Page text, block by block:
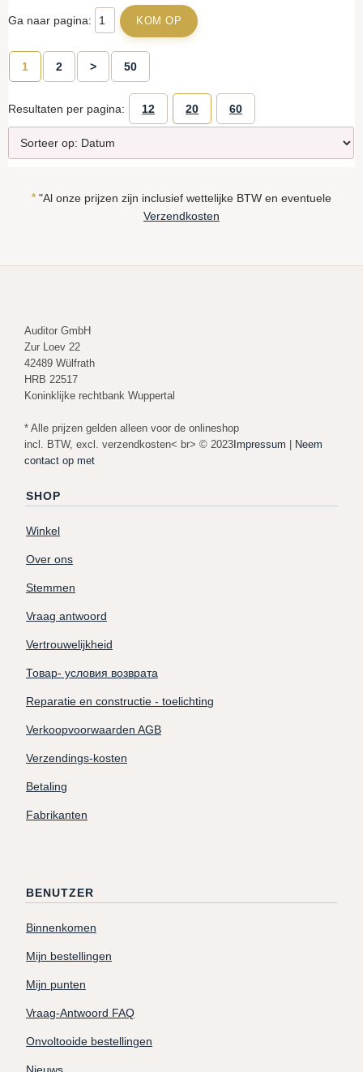
Ga naar pagina:
1 2 > 50
Resultaten per pagina: 12 20 60
* "Al onze prijzen zijn inclusief wettelijke BTW en eventuele
Verzendkosten
Auditor GmbH
Zur Loev 22
42489 Wülfrath
HRB 22517
Koninklijke rechtbank Wuppertal
* Alle prijzen gelden alleen voor de onlineshop
incl. BTW, excl. verzendkosten< br> © 2023Impressum | Neem
contact op met
SHOP
Winkel
Over ons
Stemmen
Vraag antwoord
Vertrouwelijkheid
Товар- условия возврата
Reparatie en constructie - toelichting
Verkoopvoorwaarden AGB
Verzendings-kosten
Betaling
Fabrikanten
BENUTZER
Binnenkomen
Mijn bestellingen
Mijn punten
Vraag-Antwoord FAQ
Onvoltooide bestellingen